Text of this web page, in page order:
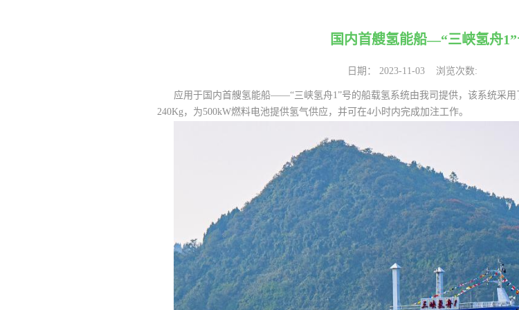
国内首艘氢能船—“三峡氢舟
日期： 2023-11-03 浏览次数:
应用于国内首艘氢能船——“三峡氢舟1”号的船载氢系统由我司提供，该系统采
240Kg，为500kW燃料电池提供氢气供应，并可在4小时内完成加注工作。